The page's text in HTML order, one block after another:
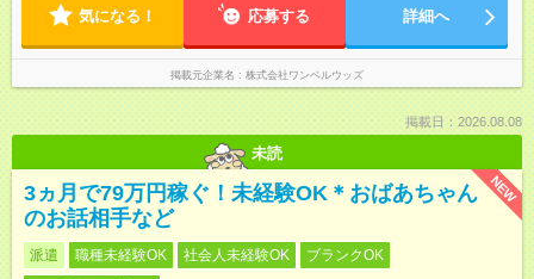
気になる！ 応募する 詳細へ
掲載元企業名 株式会社ワンベルウッズ
掲載日：2026.08.08
未読
NEW
3ヵ月で79万円稼ぐ！未経験OK＊おばあちゃん
のお話相手など
派遣 職種未経験OK 社会人未経験OK
ブランクOK